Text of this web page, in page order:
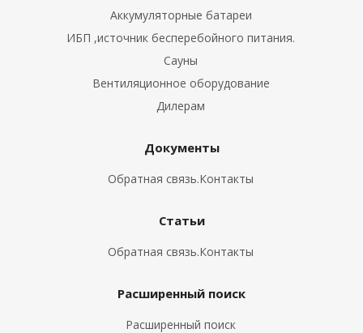
Аккумуляторные батареи
ИБП ,источник бесперебойного питания.
Сауны
Вентиляционное оборудование
Дилерам
Документы
Обратная связь.Контакты
Статьи
Обратная связь.Контакты
Расширенный поиск
Расширенный поиск